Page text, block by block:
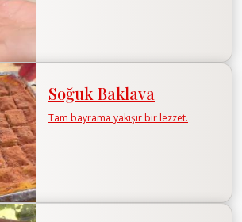
Soğuk Baklava
Tam bayrama yakışır bir lezzet.